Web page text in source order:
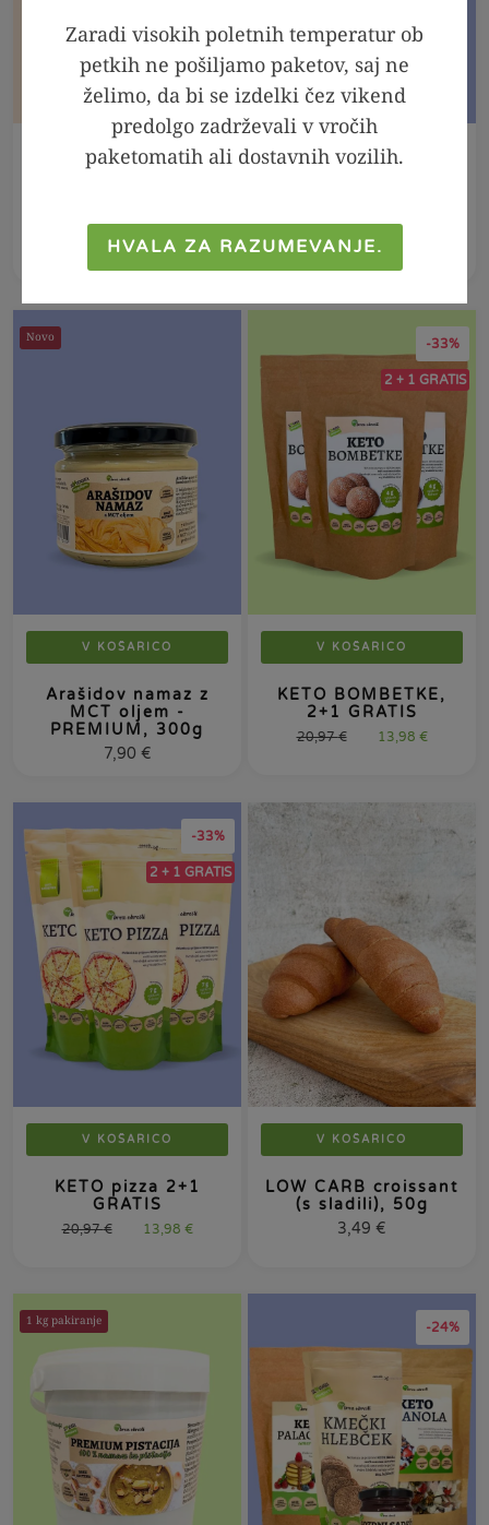
V KOŠARICO
z vitaminom C, 16g
1,49€
V KOŠARICO
% - Crunchy, 300g
6,99 €
Novo
V KOŠARICO
Arašidov namaz z
MCT oljem -
PREMIUM, 300g
7,90 €
-33%
2 + 1 GRATIS
V KOŠARICO
KETO BOMBETKE,
2+1 GRATIS
20,97€ 13,98 €
-33%
2 + 1 GRATIS
V KOŠARICO
KETO pizza 2+1
GRATIS
20,97€ 13,98 €
V KOŠARICO
LOW CARB croissant
(s sladili), 50g
3,49 €
1 kg pakiranje -24%
Zaradi visokih poletnih temperatur ob
petkih ne pošiljamo paketov, saj ne
želimo, da bi se izdelki čez vikend
predolgo zadrževali v vročih
paketomatih ali dostavnih vozilih.
HVALA ZA RAZUMEVANJE.